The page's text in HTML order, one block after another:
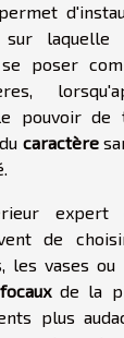
sur laquelle
poser
pouvoir de
caractère
expert
de
les vases
de la
plus